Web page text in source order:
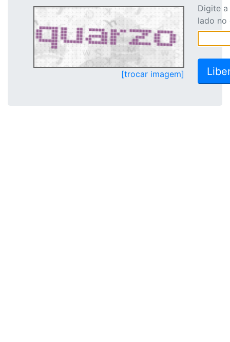
[trocar imagem]
Digite
lado no